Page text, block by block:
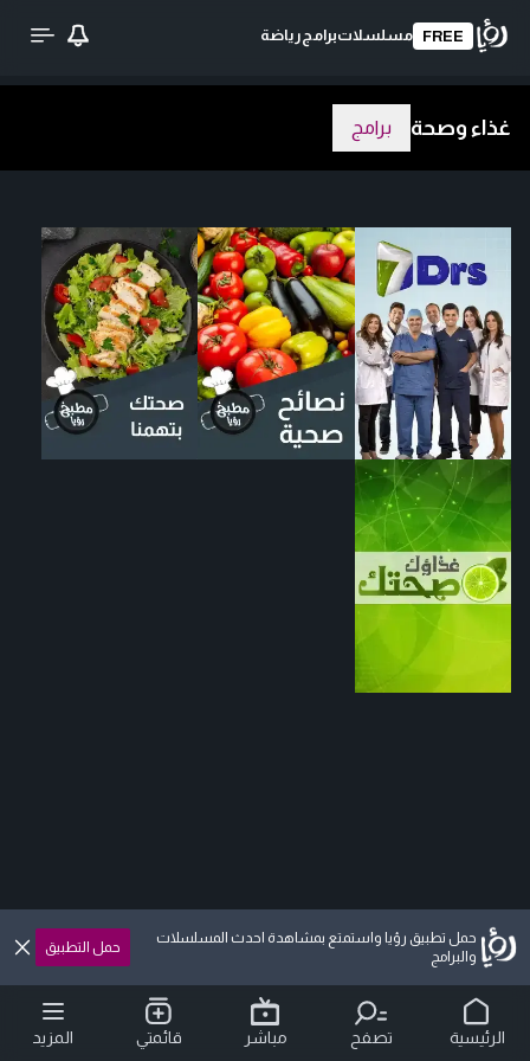
FREE مسلسلاتبرامج رياضة
غذاء وصحة برامج
حمل تطبيق رؤيا واستمتع بمشاهدة احدث المسلسلات
والبرامج
حمل التطبيق
الرئيسية تصفح مباشر قائمتي المزيد